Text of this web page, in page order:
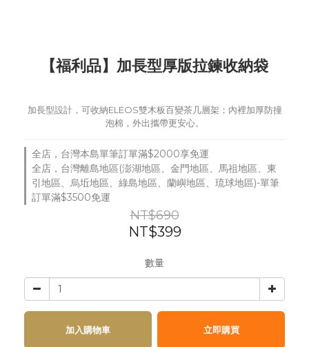
【福利品】加長型厚版拉鍊收納袋
加長型設計，可收納ELEOS雙木板百變茶几層架；內裡加厚防撞
泡棉，外出攜帶更安心。
全店，台灣本島單筆訂單滿$2000享免運
全店，台灣離島地區(澎湖地區、金門地區、馬祖地區、東
引地區、烏坵地區、綠島地區、蘭嶼地區、琉球地區)-單筆
訂單滿$3500免運
NT$690
NT$399
數量
加入購物車 立即購買